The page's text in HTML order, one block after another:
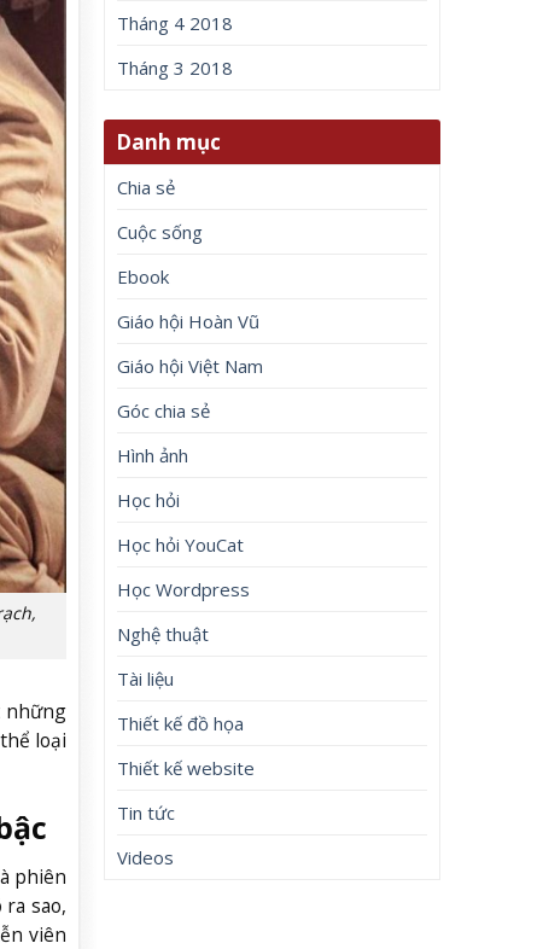
những
loại
phiên
sao,
viên
Tháng 4 2018
Tháng 3 2018
Danh mục
Chia sẻ
Cuộc sống
Ebook
Giáo hội Hoàn Vũ
Giáo hội Việt Nam
Góc chia sẻ
Hình ảnh
Học hỏi
Học hỏi YouCat
Học Wordpress
Nghệ thuật
Tài liệu
Thiết kế đồ họa
Thiết kế website
Tin tức
Videos